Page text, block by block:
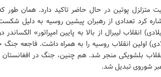
متزلزل پوتین در حال حاضر تاکید دارد. همان طور
اشاره کرد تعدادی از رهبران پیشین روسیه به دلیل
(۱۸۵۳.۱۸۵۶ میلادی) انقلاب لیبرال از بالا به پایین
(۱۹۰۴.۱۹۰۵ میلادی) اولین انقلاب روسیه را به همراه داشت.
بلشویکی منجر شد. هم چنین، جنگ در
شوروی تبدیل شد.